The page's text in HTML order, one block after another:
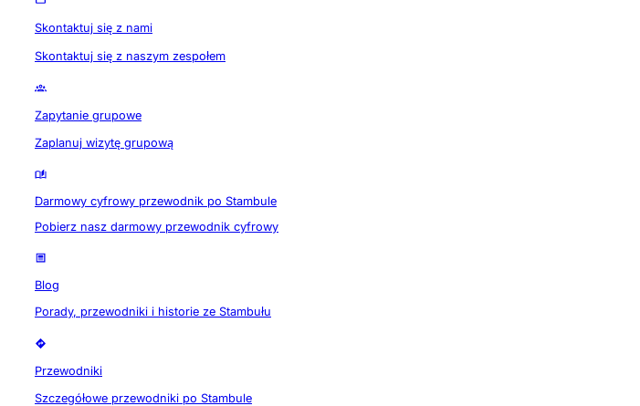
Skontaktuj się z nami
Skontaktuj się z naszym zespołem
Zapytanie grupowe
Zaplanuj wizytę grupową
Darmowy cyfrowy przewodnik po Stambule
Pobierz nasz darmowy przewodnik cyfrowy
Blog
Porady, przewodniki i historie ze Stambułu
Przewodniki
Szczegółowe przewodniki po Stambule